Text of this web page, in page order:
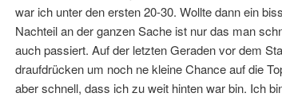
war ich unter den ersten 20-30. Wollte dann ein
Nachteil an der ganzen Sache ist nur das man
auch passiert. Auf der letzten Geraden vor dem
draufdrücken um noch ne kleine Chance auf die
aber schnell, dass ich zu weit hinten war bin. Ich